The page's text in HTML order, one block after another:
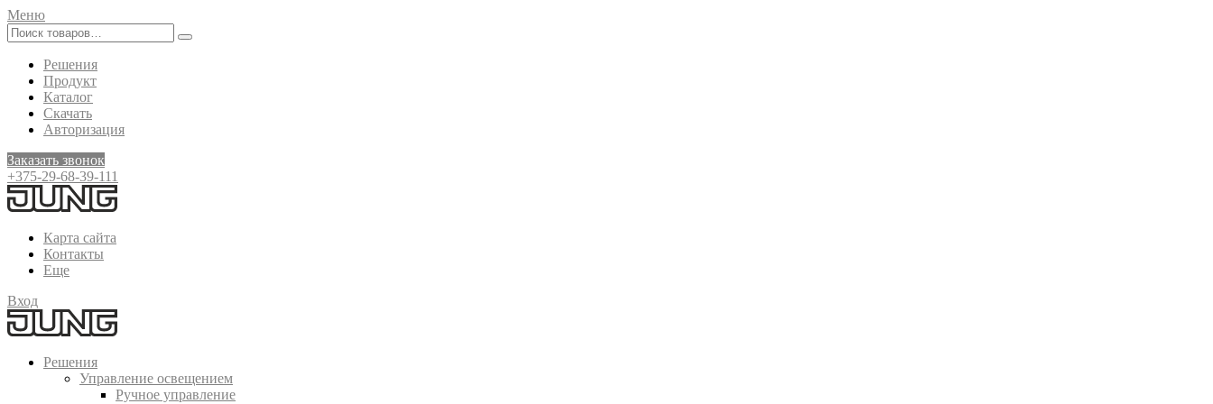
Меню
Решения
Продукт
Каталог
Скачать
Авторизация
Заказать звонок
+375-29-68-39-111
Карта сайта
Контакты
Еще
Вход
Решения
Управление освещением
Ручное управление